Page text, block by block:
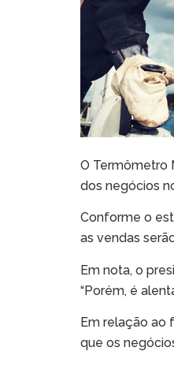
O Termômetro
dos negócios
Conforme o
as vendas
Em nota, o
“Porém, é
Em relação ao
que os